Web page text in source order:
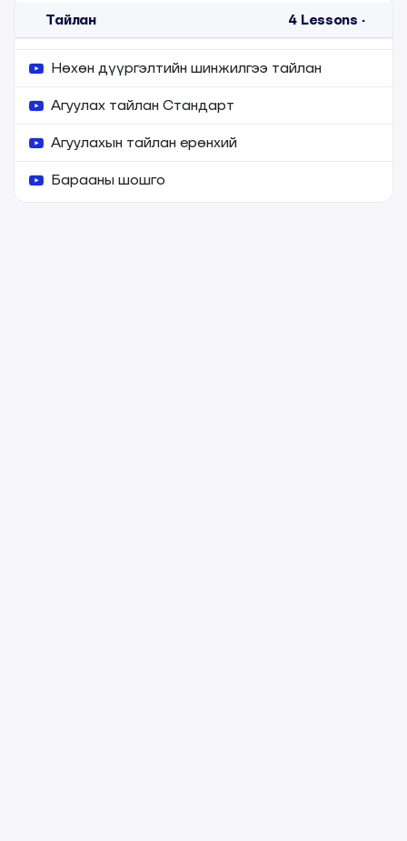
Тайлан 4 Lessons ·
Нөхөн дүүргэлтийн шинжилгээ тайлан
Агуулах тайлан Стандарт
Агуулахын тайлан ерөнхий
Барааны шошго